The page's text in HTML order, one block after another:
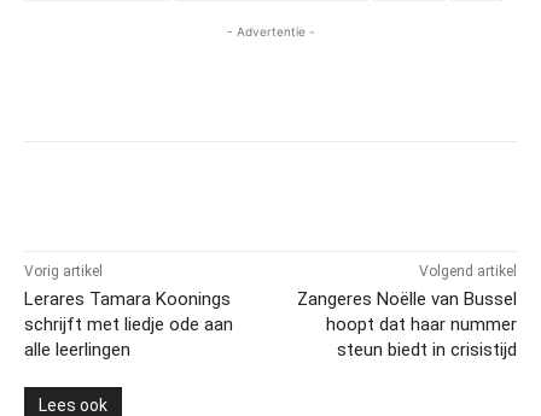
- Advertentie -
Vorig artikel
Lerares Tamara Koonings
schrijft met liedje ode aan
alle leerlingen
Volgend artikel
Zangeres Noëlle van Bussel
hoopt dat haar nummer
steun biedt in crisistijd
Lees ook